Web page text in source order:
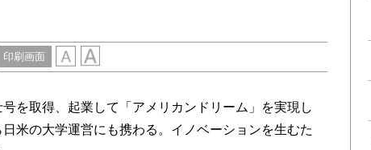
印刷画面
を取得、起業して「アメリカンドリーム」を実現し
米の大学運営にも携わる。イノベーションを生むた